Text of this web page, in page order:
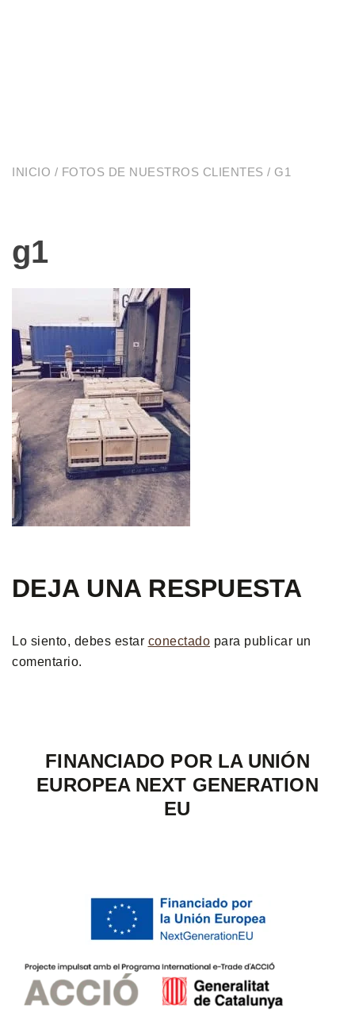
INICIO / FOTOS DE NUESTROS CLIENTES / G1
g1
DEJA UNA RESPUESTA
Lo siento, debes estar conectado para publicar un
comentario.
FINANCIADO POR LA UNIÓN
EUROPEA NEXT GENERATION
EU